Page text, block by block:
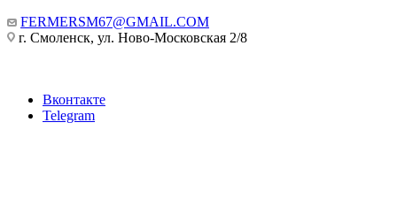
FERMERSM67@GMAIL.COM
г. Смоленск, ул. Ново-Московская 2/8
Вконтакте
Telegram